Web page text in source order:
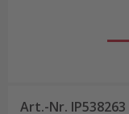
Art.-Nr. IP538263